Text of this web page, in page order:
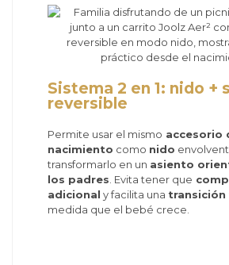
Sistema 2 en 1: nido +
reversible
Permite usar el mismo accesorio
nacimiento como nido
transformarlo en un asiento
los padres . Evita tener que
adicional y facilita una transición
medida que el bebé crece.